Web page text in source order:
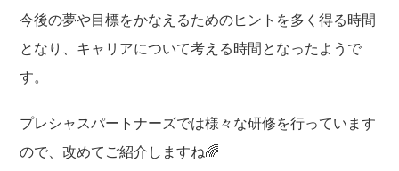
今後の夢や目標をかなえるためのヒントを多く得る時間
となり、キャリアについて考える時間となったようで
す。
プレシャスパートナーズでは様々な研修を行っています
ので、改めてご紹介しますね🌈